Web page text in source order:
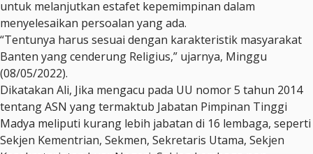
untuk melanjutkan estafet kepemimpinan dalam
menyelesaikan persoalan yang ada.
“Tentunya harus sesuai dengan karakteristik masyarakat
Banten yang cenderung Religius,” ujarnya, Minggu
(08/05/2022).
Dikatakan Ali, Jika mengacu pada UU nomor 5 tahun 2014
tentang ASN yang termaktub Jabatan Pimpinan Tinggi
Madya meliputi kurang lebih jabatan di 16 lembaga, seperti
Sekjen Kementrian, Sekmen, Sekretaris Utama, Sekjen